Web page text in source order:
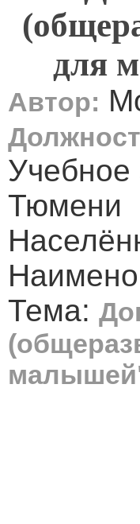
для
Автор:
Тюмени
Тема: